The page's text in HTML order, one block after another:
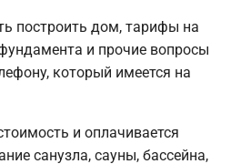
построить дом, тарифы на
и прочие вопросы
который имеется на
и оплачивается
санузла, сауны, бассейна,